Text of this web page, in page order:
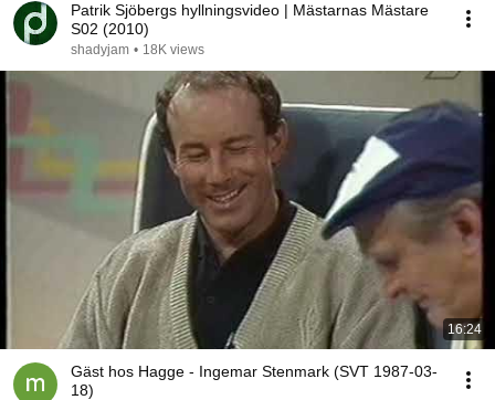
Patrik Sjöbergs hyllningsvideo | Mästarnas Mästare
S02 (2010)
shadyjam • 18K views
16:24
Gäst hos Hagge - Ingemar Stenmark (SVT 1987-03-
18)